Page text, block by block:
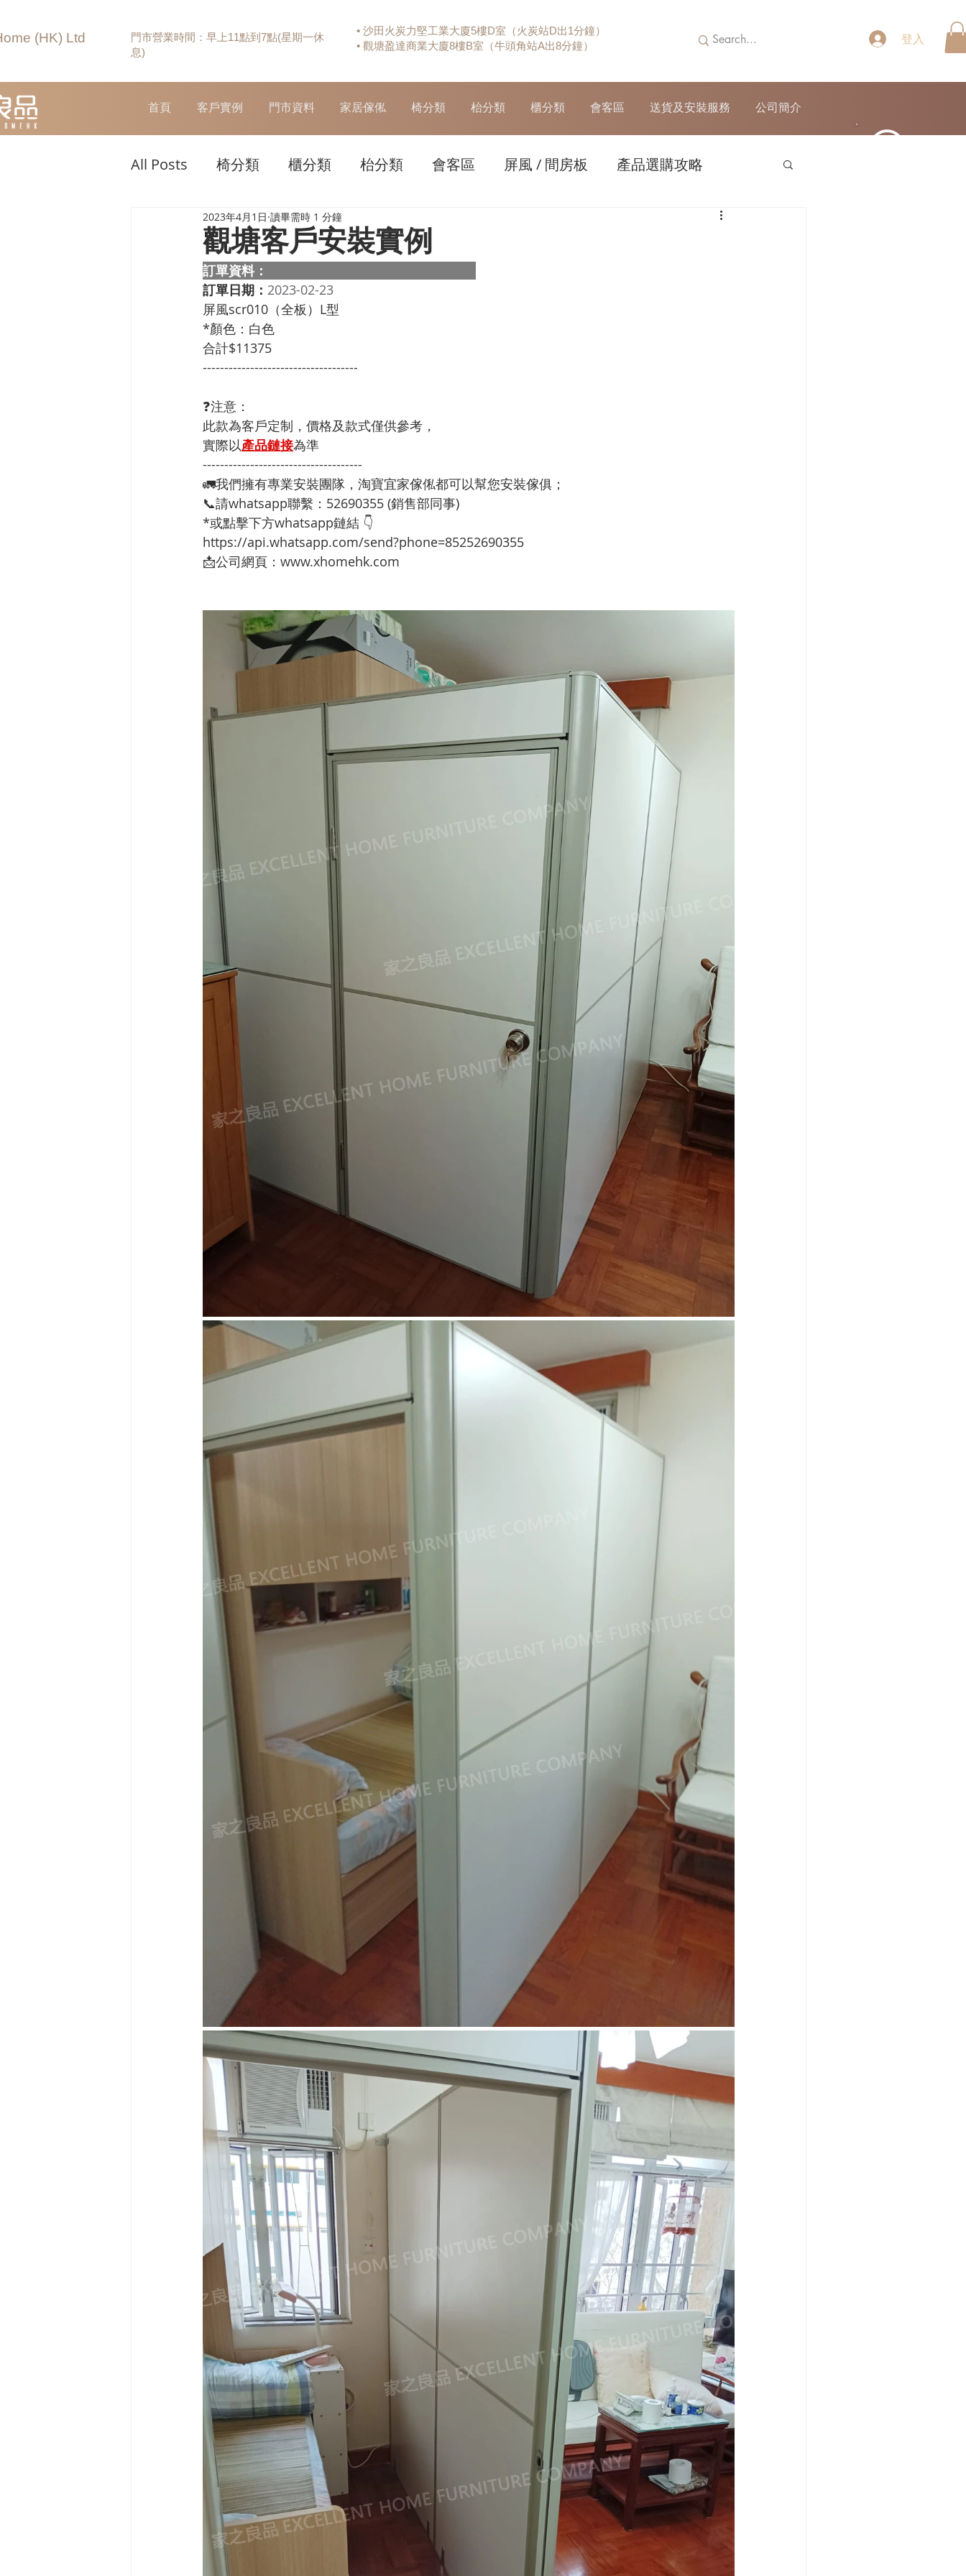
(HK) Ltd
門市營業時間：早上11點到7點(星期一休
息)
• 沙田火炭力堅工業大廈5樓D室（火炭站D出1分鐘）
• 觀塘盈達商業大廈8樓B室（牛頭角站A出8分鐘）
登入
首頁 客戶實例 門市資料 家居傢俬 椅分類 枱分類 櫃分類 會客區 送貨及安裝服務 公司簡介
All Posts 椅分類 櫃分類 枱分類 會客區 屏風 / 間房板 產品選購攻略
觀塘客戶安裝實例
2023年4月1日 讀畢需時 1 分鐘
訂單資料：
訂單日期： 2023-02-23
屏風scr010（全板）L型
*顏色：白色
合計$11375
------------------------------------
❓注意：
此款為客戶定制，價格及款式僅供參考，
實際以產品鏈接為準
-------------------------------------
🚛我們擁有專業安裝團隊，淘寶宜家傢俬都可以幫您安裝傢俱；
📞請whatsapp聯繫：52690355 (銷售部同事)
*或點擊下方whatsapp鏈結 👇
https://api.whatsapp.com/send?phone=85252690355
📩公司網頁：www.xhomehk.com